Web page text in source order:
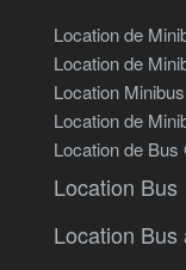
Location de
Location de
Location
Location de
Location de
Location Bus
Location